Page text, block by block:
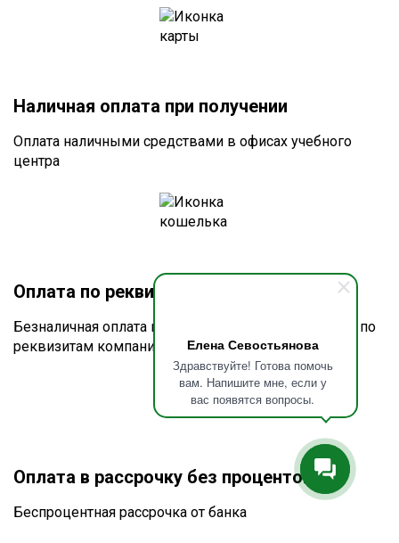
Елена Севостьянова
Здравствуйте! Готова помочь
вам. Напишите мне, если у
вас появятся вопросы.
Наличная оплата при получении
Оплата наличными средствами в офисах учебного
центра
Оплата по реквизитам или счету
Безналичная оплата по счёту для юридических лиц по
реквизитам компании
Оплата в рассрочку без процентов
Беспроцентная рассрочка от банка